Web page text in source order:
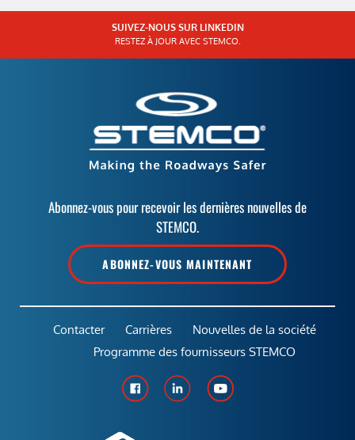
SUIVEZ-NOUS SUR LINKEDIN
RESTEZ À JOUR AVEC STEMCO.
Abonnez-vous pour recevoir les dernières nouvelles de
STEMCO.
ABONNEZ-VOUS MAINTENANT
Contacter Carrières
Nouvelles de la société
Programme des fournisseurs STEMCO